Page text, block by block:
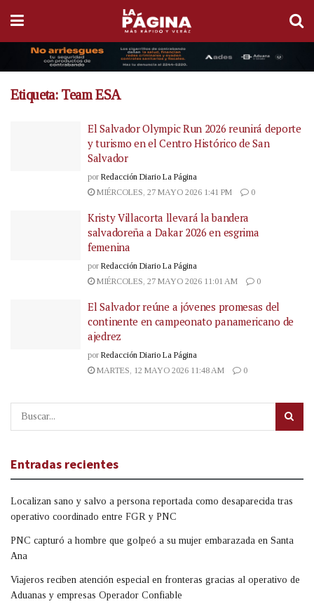
Etiqueta: Team ESA
El Salvador Olympic Run 2026 reunirá deporte
y turismo en el Centro Histórico de San
Salvador
por Redacción Diario La Página
MIÉRCOLES, 27 MAYO 2026 1:41 PM
0
Kristy Villacorta llevará la bandera
salvadoreña a Dakar 2026 en esgrima
femenina
por Redacción Diario La Página
MIÉRCOLES, 27 MAYO 2026 11:01 AM
0
El Salvador reúne a jóvenes promesas del
continente en campeonato panamericano de
ajedrez
por Redacción Diario La Página
MARTES, 12 MAYO 2026 11:48 AM
0
Entradas recientes
Localizan sano y salvo a persona reportada como desaparecida tras
operativo coordinado entre FGR y PNC
PNC capturó a hombre que golpeó a su mujer embarazada en Santa
Ana
Viajeros reciben atención especial en fronteras gracias al operativo de
Aduanas y empresas Operador Confiable